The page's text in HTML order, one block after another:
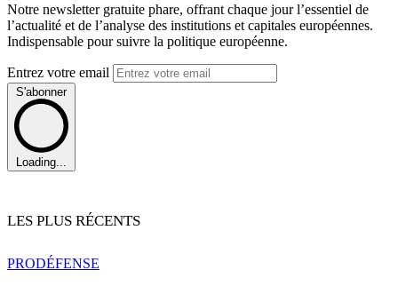
Notre newsletter gratuite phare, offrant chaque jour l’essentiel de
l’actualité et de l’analyse des institutions et capitales européennes.
Indispensable pour suivre la politique européenne.
Entrez votre email
S'abonner
Loading...
LES PLUS RÉCENTS
PRODÉFENSE